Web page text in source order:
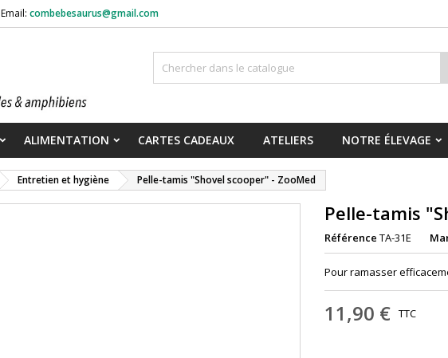
Email: combebesaurus@gmail.com
ALIMENTATION CARTES CADEAUX ATELIERS NOTRE ÉLEVAGE
Entretien et hygiène Pelle-tamis "Shovel scooper" - ZooMed
Pelle-tamis
Référence TA-31E
Pour ramasser
11,90 € TTC